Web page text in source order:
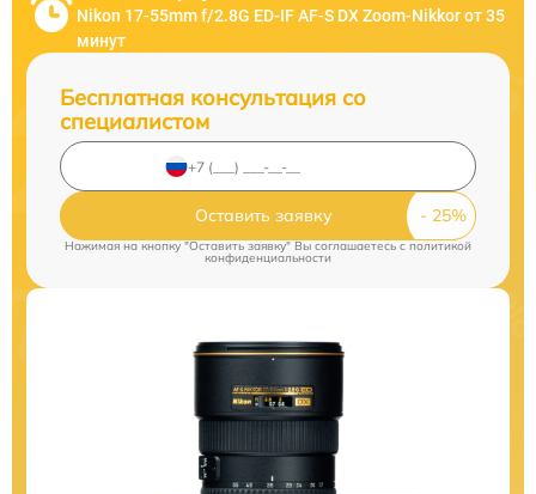
Nikon 17-55mm f/2.8G ED-IF AF-S DX Zoom-Nikkor от 35
минут
Бесплатная консультация со
специалистом
Оставить заявку
Нажимая на кнопку "Оставить заявку" Вы соглашаетесь cполитикой
конфиденциальности